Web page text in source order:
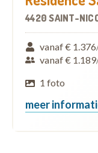
4420 SAINT-
vanaf € 1.376
vanaf € 1.189
1 foto
meer